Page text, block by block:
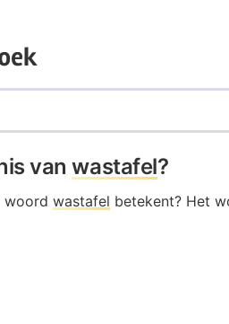
vanwastafel?
woord wastafel betekent? Het